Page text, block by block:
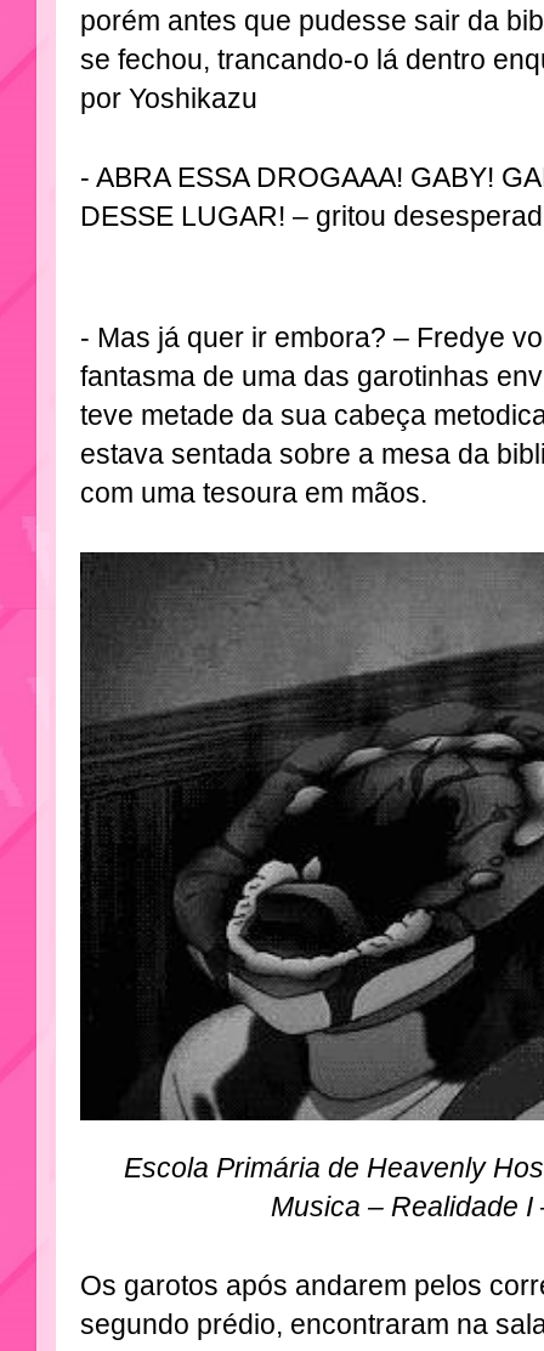
porém antes que pudesse sair da
se fechou, trancando-o lá dentro
por Yoshikazu
- ABRA ESSA DROGAAA! GABY!
DESSE LUGAR! – gritou
- Mas já quer ir embora? – Fredye
fantasma de uma das garotinhas
teve metade da sua cabeça
estava sentada sobre a mesa da
com uma tesoura em mãos.
Escola Primária de Heavenly
Musica – Realidade I
Os garotos após andarem pelos
segundo prédio, encontraram na